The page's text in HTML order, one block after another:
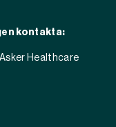
kontakta:
Healthcare